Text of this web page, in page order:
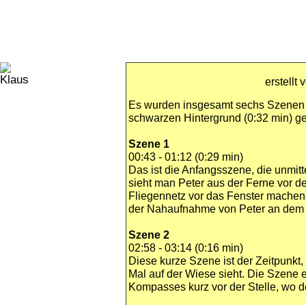
erstellt
Es wurden insgesamt sechs
schwarzen Hintergrund (0:32 min)
Szene 1
00:43 - 01:12 (0:29 min)
Das ist die Anfangsszene, die
sieht man Peter aus der Ferne vor
Fliegennetz vor das Fenster
der Nahaufnahme von Peter an
Szene 2
02:58 - 03:14 (0:16 min)
Diese kurze Szene ist der
Mal auf der Wiese sieht. Die Szene
Kompasses kurz vor der Stelle, wo